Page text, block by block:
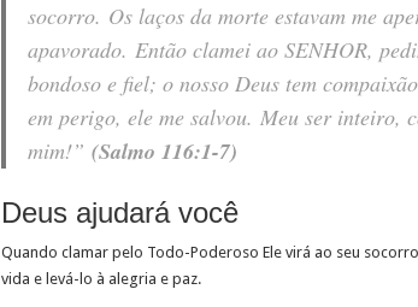
socorro. Os laços da morte estavam me
apavorado. Então clamei ao SENHOR,
bondoso e fiel; o nosso Deus tem
em perigo, ele me salvou. Meu ser inteiro,
mim!” (Salmo 116:1-7)
Deus ajudará você
Quando clamar pelo Todo-Poderoso Ele virá ao seu
vida e levá-lo à alegria e paz.